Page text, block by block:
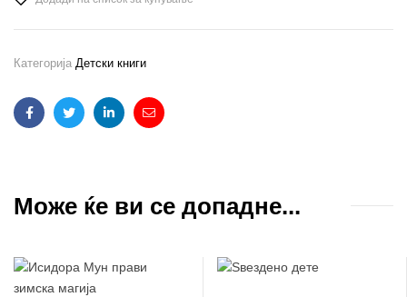
Категорија Детски книги
FacebookTwitterLinkedinEmail
Може ќе ви се допадне...